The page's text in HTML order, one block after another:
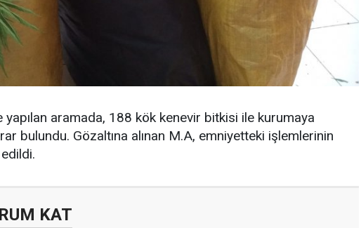
yapılan aramada, 188 kök kenevir bitkisi ile kurumaya
bulundu. Gözaltına alınan M.A, emniyetteki işlemlerinin
KAT